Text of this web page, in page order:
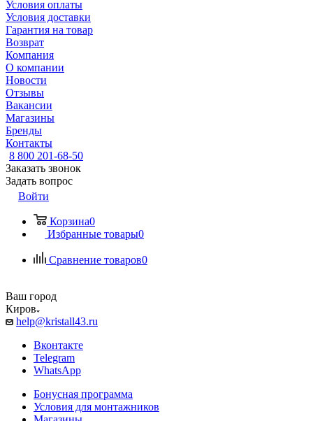
Условия оплаты
Условия доставки
Гарантия на товар
Возврат
Компания
О компании
Новости
Отзывы
Вакансии
Магазины
Бренды
Контакты
8 800 201-68-50
Заказать звонок
Задать вопрос
Войти
Корзина0
Избранные товары0
Сравнение товаров0
Ваш город
Киров
help@kristall43.ru
Вконтакте
Telegram
WhatsApp
Бонусная программа
Условия для монтажников